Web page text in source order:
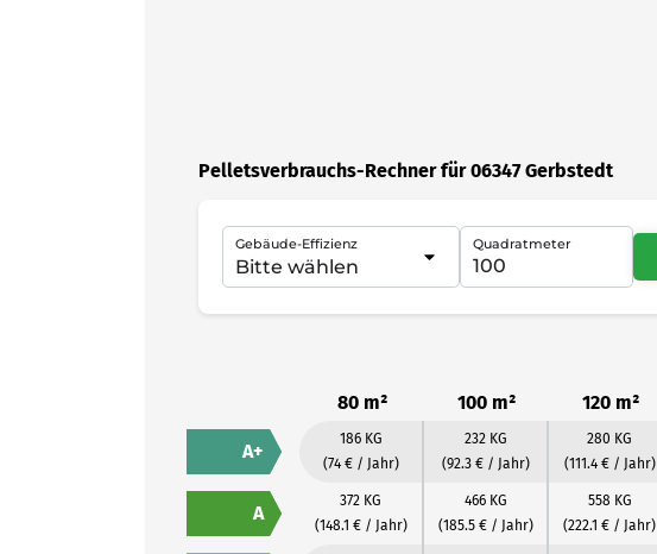
Pelletsverbrauchs-Rechner für 06347 Gerbstedt
Gebäude-Effizienz Quadratmeter
80 m² 100 m² 120 m²
A+
186 KG
(74 € / Jahr)
232 KG
(92.3 € / Jahr)
280 KG
(111.4 € / Jahr)
A
372 KG
(148.1 € / Jahr)
466 KG
(185.5 € / Jahr)
558 KG
(222.1 € / Jahr)